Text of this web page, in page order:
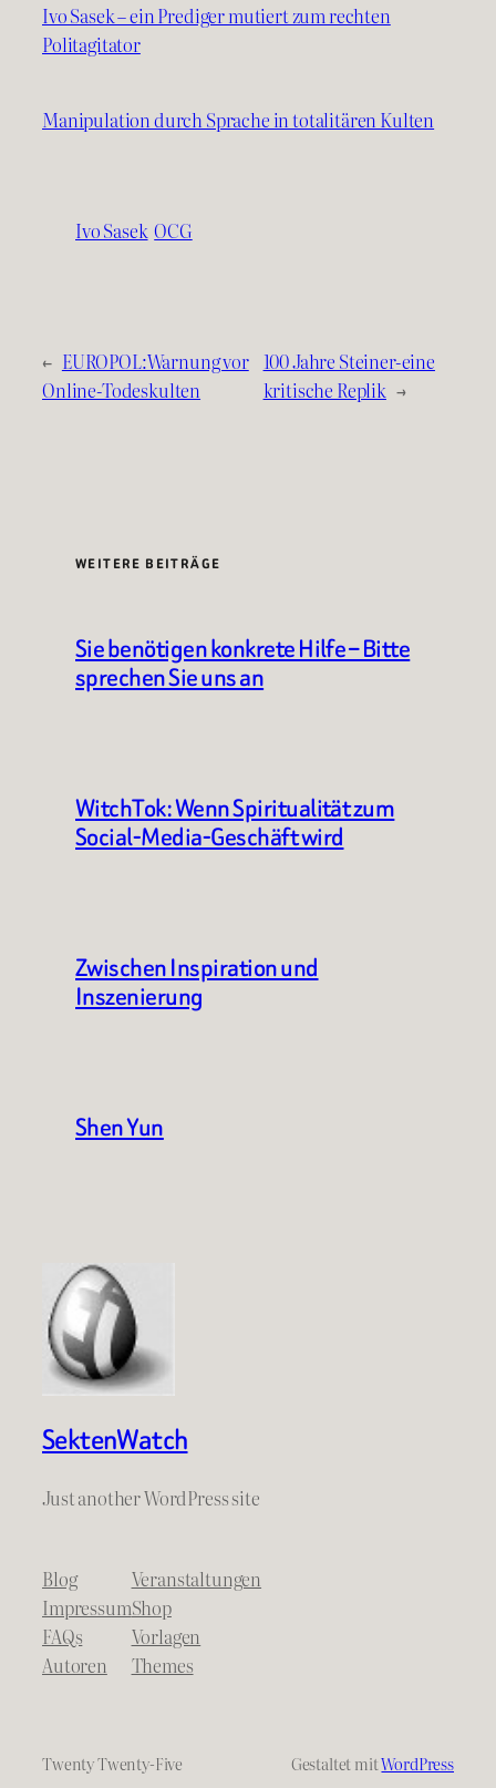
Ivo Sasek – ein Prediger mutiert zum rechten
Politagitator
Manipulation durch Sprache in totalitären Kulten
Ivo Sasek OCG
← EUROPOL:Warnung vor
Online-Todeskulten
100 Jahre Steiner-eine
kritische Replik →
WEITERE BEITRÄGE
Sie benötigen konkrete Hilfe – Bitte
sprechen Sie uns an
WitchTok: Wenn Spiritualität zum
Social-Media-Geschäft wird
Zwischen Inspiration und
Inszenierung
Shen Yun
SektenWatch
Just another WordPress site
Blog
Impressum
FAQs
Autoren
Veranstaltungen
Shop
Vorlagen
Themes
Twenty Twenty-Five Gestaltet mitWordPress